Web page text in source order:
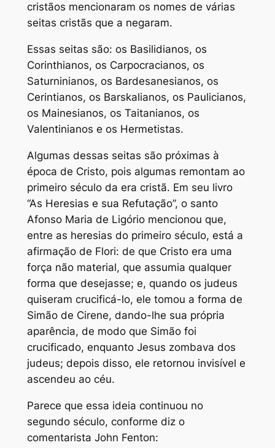
cristãos mencionaram os nomes de várias
seitas cristãs que a negaram.
Essas seitas são: os Basilidianos, os
Corinthianos, os Carpocracianos, os
Saturninianos, os Bardesanesianos, os
Cerintianos, os Barskalianos, os Paulicianos,
os Mainesianos, os Taitanianos, os
Valentinianos e os Hermetistas.
Algumas dessas seitas são próximas à
época de Cristo, pois algumas remontam ao
primeiro século da era cristã. Em seu livro
“As Heresias e sua Refutação”, o santo
Afonso Maria de Ligório mencionou que,
entre as heresias do primeiro século, está a
afirmação de Flori: de que Cristo era uma
força não material, que assumia qualquer
forma que desejasse; e, quando os judeus
quiseram crucificá-lo, ele tomou a forma de
Simão de Cirene, dando-lhe sua própria
aparência, de modo que Simão foi
crucificado, enquanto Jesus zombava dos
judeus; depois disso, ele retornou invisível e
ascendeu ao céu.
Parece que essa ideia continuou no
segundo século, conforme diz o
comentarista John Fenton: